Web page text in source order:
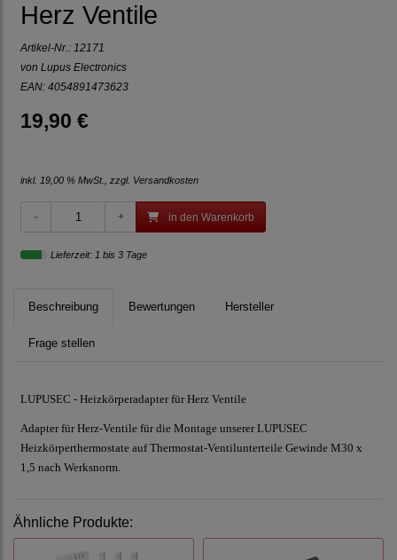
Herz Ventile
Artikel-Nr.: 12171
von Lupus Electronics
EAN: 4054891473623
19,90 €
inkl. 19,00 % MwSt., zzgl. Versandkosten
in den Warenkorb
Lieferzeit: 1 bis 3 Tage
Beschreibung Bewertungen Hersteller
Frage stellen
LUPUSEC - Heizkörperadapter für Herz Ventile
Adapter für Herz-Ventile für die Montage unserer LUPUSEC
Heizkörperthermostate auf Thermostat-Ventilunterteile Gewinde M30 x
1,5 nach Werksnorm.
Ähnliche Produkte: